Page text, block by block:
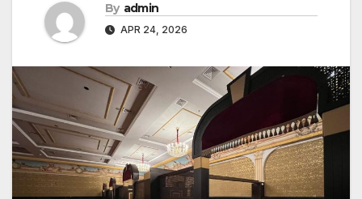
By admin
APR 24, 2026